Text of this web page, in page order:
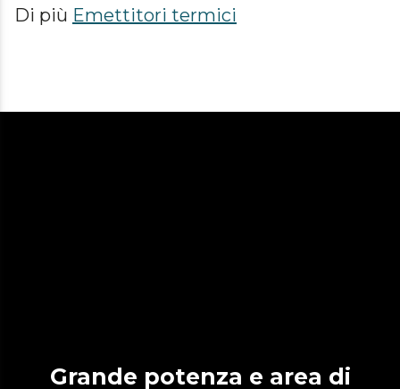
Di più Emettitori termici
Grande potenza e area di